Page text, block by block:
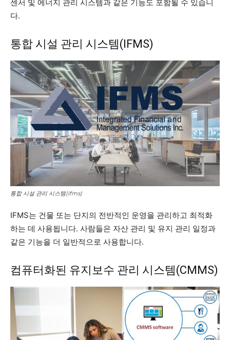
센서 및 에너지 관리 시스템과 같은 기능도 포함될 수 있습니
다.
통합 시설 관리 시스템(IFMS)
통합 시설 관리 시스템(ifms)
IFMS는 건물 또는 단지의 전반적인 운영을 관리하고 최적화
하는 데 사용됩니다. 사람들은 자산 관리 및 유지 관리 일정과
같은 기능을 더 일반적으로 사용합니다.
컴퓨터화된 유지보수 관리 시스템(CMMS)